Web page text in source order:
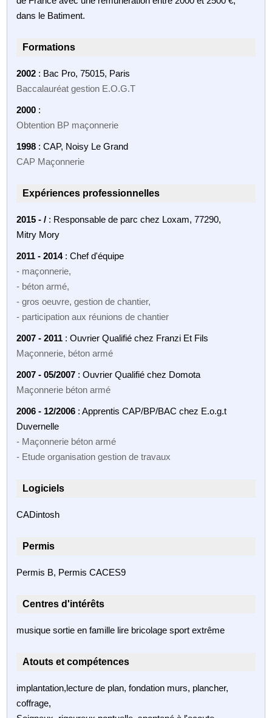
dans le Batiment.
Formations
2002 : Bac Pro, 75015, Paris
Baccalauréat gestion E.O.G.T
2000 :
Obtention BP maçonnerie
1998 : CAP, Noisy Le Grand
CAP Maçonnerie
Expériences professionnelles
2015 - / : Responsable de parc chez Loxam, 77290,
Mitry Mory
2011 - 2014: Chef d'équipe
- maçonnerie,
- béton armé,
- gros oeuvre, gestion de chantier,
- participation aux réunions de chantier
2007 - 2011 : Ouvrier Qualifié chez Franzi Et Fils
Maçonnerie, béton armé
2007 - 05/2007 : Ouvrier Qualifié chez Domota
Maçonnerie béton armé
2006 - 12/2006 : Apprentis CAP/BP/BAC chez E.o.g.t
Duvernelle
- Maçonnerie béton armé
- Etude organisation gestion de travaux
Logiciels
CADintosh
Permis
Permis B, Permis CACES9
Centres d'intérêts
musique sortie en famille lire bricolage sport extrême
Atouts et compétences
implantation,lecture de plan, fondation murs, plancher,
coffrage,